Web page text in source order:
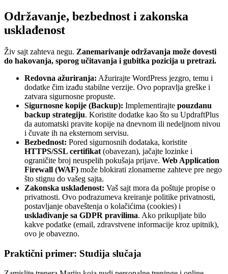
Održavanje, bezbednost i zakonska
usklađenost
Živ sajt zahteva negu. Zanemarivanje održavanja može dovesti
do hakovanja, sporog učitavanja i gubitka pozicija u pretrazi.
Redovna ažuriranja: Ažurirajte WordPress jezgro, temu i
dodatke čim izađu stabilne verzije. Ovo popravlja greške i
zatvara sigurnosne propuste.
Sigurnosne kopije (Backup): Implementirajte pouzdanu
backup strategiju. Koristite dodatke kao što su UpdraftPlus
da automatski pravite kopije na dnevnom ili nedeljnom nivou
i čuvate ih na eksternom servisu.
Bezbednost: Pored sigurnosnih dodataka, koristite
HTTPS/SSL certifikat (obavezan), jačajte lozinke i
ograničite broj neuspelih pokušaja prijave. Web Application
Firewall (WAF) može blokirati zlonamerne zahteve pre nego
što stignu do vašeg sajta.
Zakonska usklađenost: Vaš sajt mora da poštuje propise o
privatnosti. Ovo podrazumeva kreiranje politike privatnosti,
postavljanje obaveštenja o kolačićima (cookies) i
usklađivanje sa GDPR pravilima. Ako prikupljate bilo
kakve podatke (email, zdravstvene informacije kroz upitnik),
ovo je obavezno.
Praktični primer: Studija slučaja